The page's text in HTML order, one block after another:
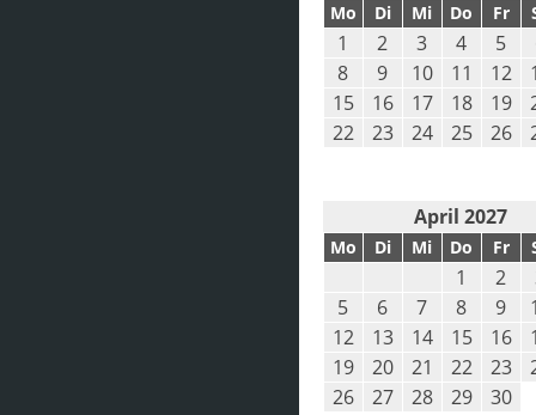
Mo Di Mi Do Fr
1 2 3 4 5
8
9 10 11 12
15
16 17 18 19
22
23 24 25 26
April 2027
Mo Di Mi Do Fr
1 2
5
6 7 8 9
12
13 14 15 16
19
20 21 22 23
26
27 28 29 30